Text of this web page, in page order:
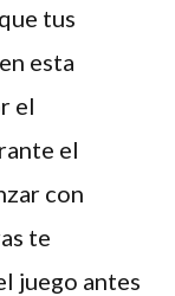
tus
esta
el
el
con
te
juego antes